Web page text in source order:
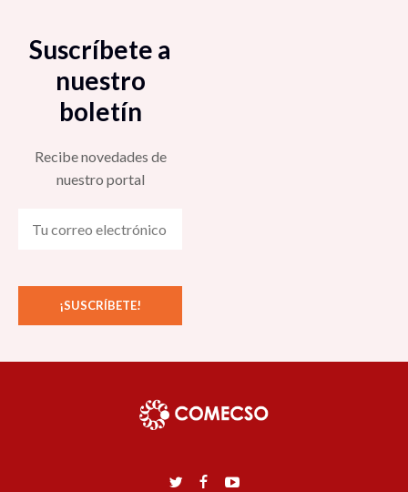
Suscríbete a
nuestro
boletín
Recibe novedades de
nuestro portal